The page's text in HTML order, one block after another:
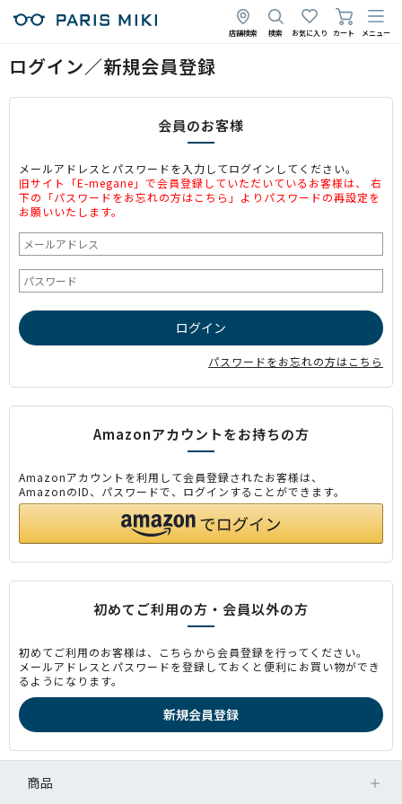
店舗検索 検索 お気に入り カート メニュー
ログイン／新規会員登録
会員のお客様
メールアドレスとパスワードを入力してログインしてください。
旧サイト「E-megane」で会員登録していただいているお客様は、 右
下の「パスワードをお忘れの方はこちら」よりパスワードの再設定を
お願いいたします。
パスワードをお忘れの方はこちら
Amazonアカウントをお持ちの方
Amazonアカウントを利用して会員登録されたお客様は、
AmazonのID、パスワードで、ログインすることができます。
初めてご利用の方・会員以外の方
初めてご利用のお客様は、こちらから会員登録を行ってください。
メールアドレスとパスワードを登録しておくと便利にお買い物ができ
るようになります。
商品